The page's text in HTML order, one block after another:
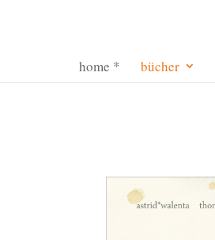
home * bücher